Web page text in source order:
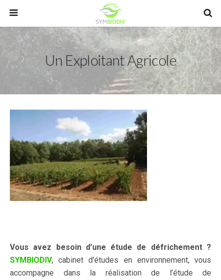
Un Exploitant Agricole
Vous avez besoin d’une étude de défrichement ?
SYMBIODIV, cabinet d’études en environnement, vous
accompagne dans la réalisation de l’étude de